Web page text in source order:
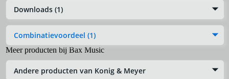
Downloads (1)
Combinatievoordeel (1)
Meer producten bij Bax Music
Andere producten van Konig & Meyer